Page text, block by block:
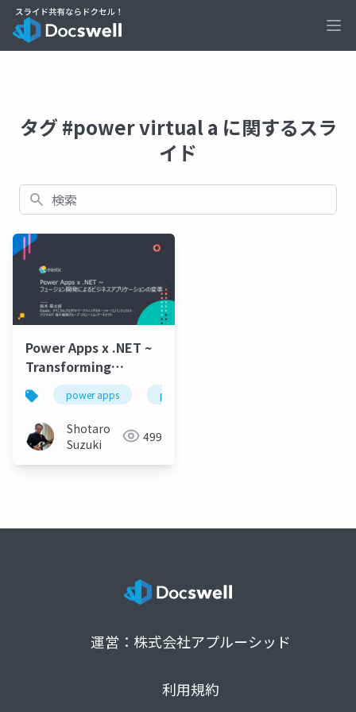
タグ #power virtual a に関するスラ
イド
検索
Power Apps x .NET ~
Transforming
Business
Applications with
Fusion Development
power apps power automate
Shotaro
Suzuki
499
運営：株式会社アプルーシッド
利用規約